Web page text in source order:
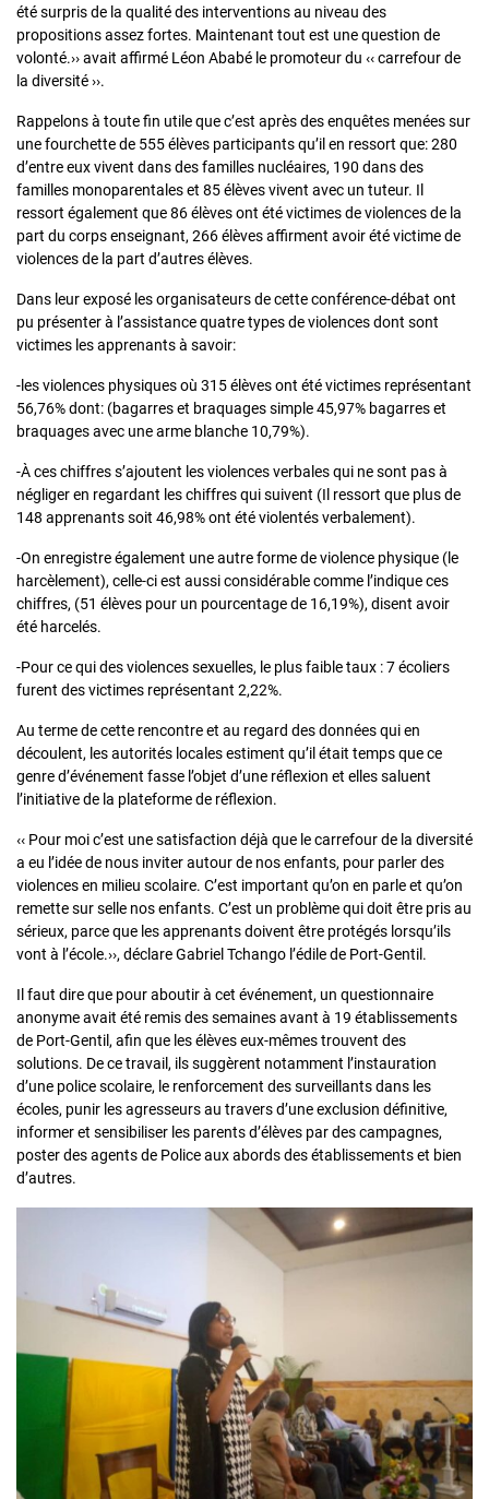
été surpris de la qualité des interventions au niveau des
propositions assez fortes. Maintenant tout est une question de
volonté.›› avait affirmé Léon Ababé le promoteur du ‹‹ carrefour de
la diversité ››.
Rappelons à toute fin utile que c’est après des enquêtes menées sur
une fourchette de 555 élèves participants qu’il en ressort que: 280
d’entre eux vivent dans des familles nucléaires, 190 dans des
familles monoparentales et 85 élèves vivent avec un tuteur. Il
ressort également que 86 élèves ont été victimes de violences de la
part du corps enseignant, 266 élèves affirment avoir été victime de
violences de la part d’autres élèves.
Dans leur exposé les organisateurs de cette conférence-débat ont
pu présenter à l’assistance quatre types de violences dont sont
victimes les apprenants à savoir:
-les violences physiques où 315 élèves ont été victimes représentant
56,76% dont: (bagarres et braquages simple 45,97% bagarres et
braquages avec une arme blanche 10,79%).
-À ces chiffres s’ajoutent les violences verbales qui ne sont pas à
négliger en regardant les chiffres qui suivent (Il ressort que plus de
148 apprenants soit 46,98% ont été violentés verbalement).
-On enregistre également une autre forme de violence physique (le
harcèlement), celle-ci est aussi considérable comme l’indique ces
chiffres, (51 élèves pour un pourcentage de 16,19%), disent avoir
été harcelés.
-Pour ce qui des violences sexuelles, le plus faible taux : 7 écoliers
furent des victimes représentant 2,22%.
Au terme de cette rencontre et au regard des données qui en
découlent, les autorités locales estiment qu’il était temps que ce
genre d’événement fasse l’objet d’une réflexion et elles saluent
l’initiative de la plateforme de réflexion.
‹‹ Pour moi c’est une satisfaction déjà que le carrefour de la diversité
a eu l’idée de nous inviter autour de nos enfants, pour parler des
violences en milieu scolaire. C’est important qu’on en parle et qu’on
remette sur selle nos enfants. C’est un problème qui doit être pris au
sérieux, parce que les apprenants doivent être protégés lorsqu’ils
vont à l’école.››, déclare Gabriel Tchango l’édile de Port-Gentil.
Il faut dire que pour aboutir à cet événement, un questionnaire
anonyme avait été remis des semaines avant à 19 établissements
de Port-Gentil, afin que les élèves eux-mêmes trouvent des
solutions. De ce travail, ils suggèrent notamment l’instauration
d’une police scolaire, le renforcement des surveillants dans les
écoles, punir les agresseurs au travers d’une exclusion définitive,
informer et sensibiliser les parents d’élèves par des campagnes,
poster des agents de Police aux abords des établissements et bien
d’autres.